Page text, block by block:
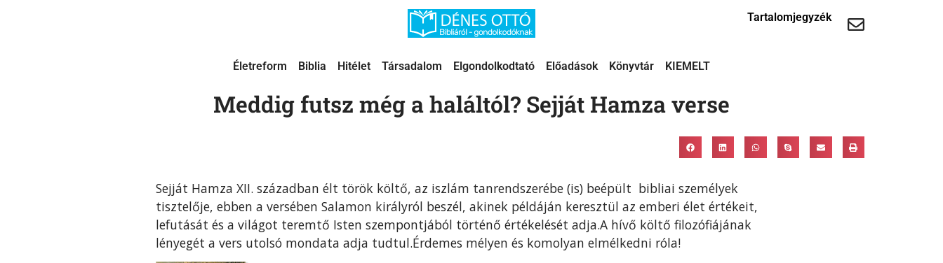
Tartalomjegyzék
Életreform Biblia Hitélet Társadalom Elgondolkodtató Előadások Könyvtár KIEMELT
Meddig futsz még a haláltól? Sejját Hamza verse
Sejját Hamza XII. században élt török költő, az iszlám tanrendszerébe (is) beépült bibliai személyek
tisztelője, ebben a versében Salamon királyról beszél, akinek példáján keresztül az emberi élet értékeit,
lefutását és a világot teremtő Isten szempontjából történő értékelését adja.A hívő költő filozófiájának
lényegét a vers utolsó mondata adja tudtul.Érdemes mélyen és komolyan elmélkedni róla!